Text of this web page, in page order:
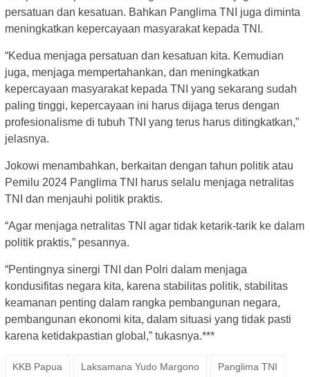
persatuan dan kesatuan. Bahkan Panglima TNI juga diminta
meningkatkan kepercayaan masyarakat kepada TNI.
“Kedua menjaga persatuan dan kesatuan kita. Kemudian
juga, menjaga mempertahankan, dan meningkatkan
kepercayaan masyarakat kepada TNI yang sekarang sudah
paling tinggi, kepercayaan ini harus dijaga terus dengan
profesionalisme di tubuh TNI yang terus harus ditingkatkan,”
jelasnya.
Jokowi menambahkan, berkaitan dengan tahun politik atau
Pemilu 2024 Panglima TNI harus selalu menjaga netralitas
TNI dan menjauhi politik praktis.
“Agar menjaga netralitas TNI agar tidak ketarik-tarik ke dalam
politik praktis,” pesannya.
“Pentingnya sinergi TNI dan Polri dalam menjaga
kondusifitas negara kita, karena stabilitas politik, stabilitas
keamanan penting dalam rangka pembangunan negara,
pembangunan ekonomi kita, dalam situasi yang tidak pasti
karena ketidakpastian global,” tukasnya.***
KKB Papua Laksamana Yudo Margono Panglima TNI